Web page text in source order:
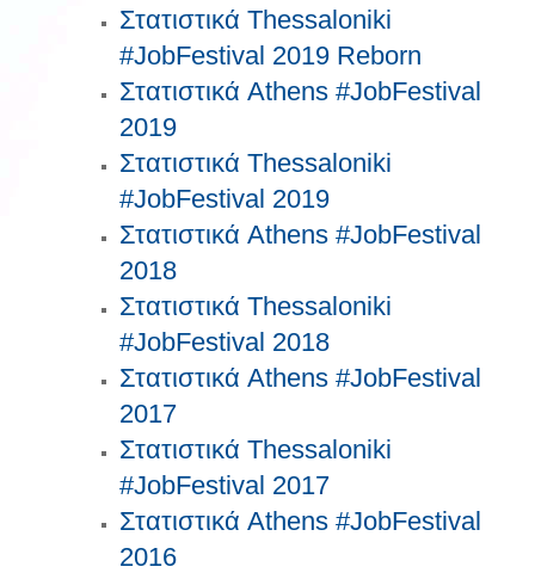
Στατιστικά Thessaloniki
#JobFestival 2019 Reborn
Στατιστικά Athens #JobFestival
2019
Στατιστικά Thessaloniki
#JobFestival 2019
Στατιστικά Athens #JobFestival
2018
Στατιστικά Thessaloniki
#JobFestival 2018
Στατιστικά Athens #JobFestival
2017
Στατιστικά Thessaloniki
#JobFestival 2017
Στατιστικά Athens #JobFestival
2016